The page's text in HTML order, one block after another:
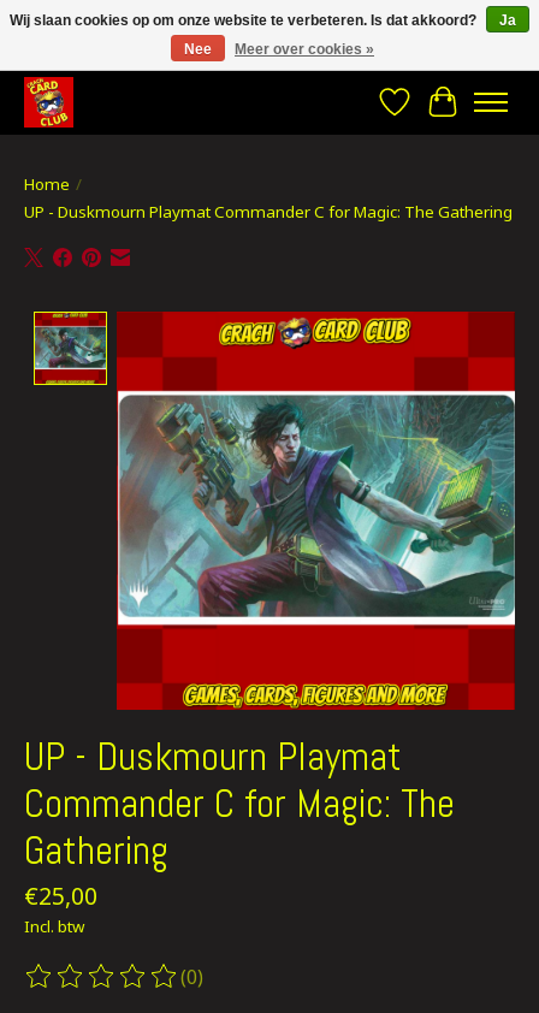
CRACH CARD CLUB , The best place to Geek out!
Verlanglijst
Home /
UP - Duskmourn Playmat Commander C for Magic: The Gathering
Product image slideshow Items
UP - Duskmourn Playmat
Commander C for Magic: The
Gathering
€25,00
Incl. btw
De beoordeling van dit product is
(0)
Wij slaan cookies op om onze website te verbeteren. Is dat akkoord?
Ja
Nee
Meer over cookies »